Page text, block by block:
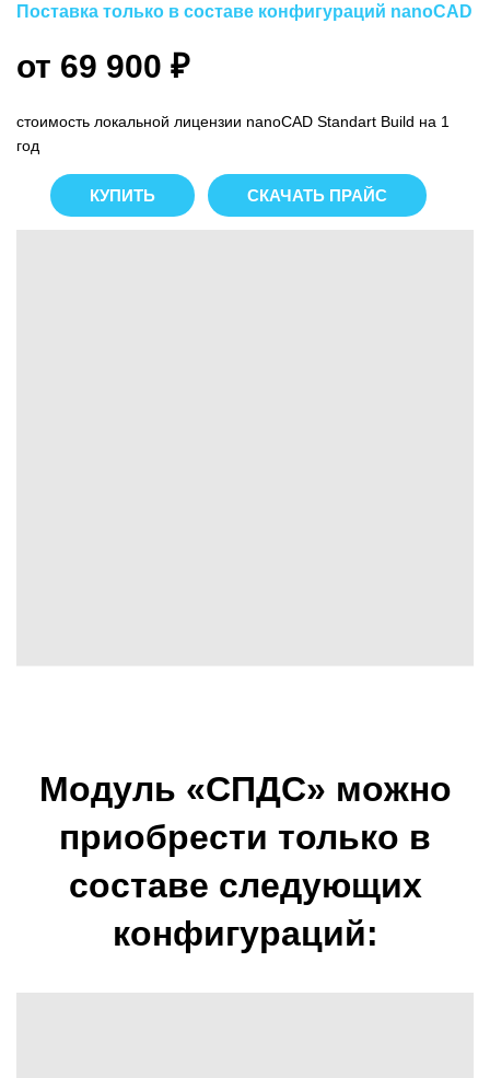
Поставка только в составе конфигураций nanoCAD
от 69 900 ₽
стоимость локальной лицензии nanoCAD Standart Build на 1
год
КУПИТЬ СКАЧАТЬ ПРАЙС
Модуль «СПДС» можно
приобрести только в
составе следующих
конфигураций: